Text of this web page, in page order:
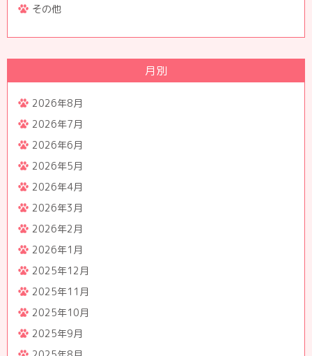
その他
月別
2026年8月
2026年7月
2026年6月
2026年5月
2026年4月
2026年3月
2026年2月
2026年1月
2025年12月
2025年11月
2025年10月
2025年9月